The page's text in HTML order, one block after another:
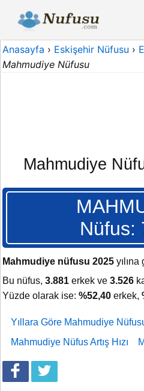
Anasayfa › Eskişehir Nüfusu ›
Mahmudiye Nüfusu
Mahmudiye
Nüfus:
Mahmudiye nüfusu 2025 yılına
Bu nüfus, 3.881 erkek ve 3.526
Yüzde olarak ise: %52,40 erkek,
Yıllara Göre Mahmudiye
Mahmudiye Nüfus Artış Hızı